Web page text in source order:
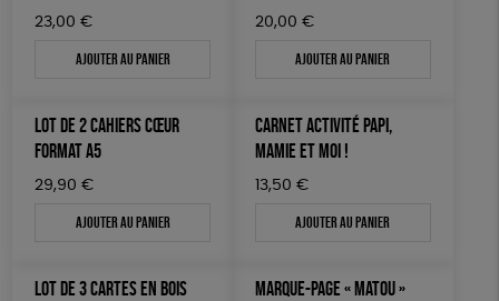
23,00 €
Ajouter au panier
20,00 €
Ajouter au panier
LOT DE 2 CAHIERS CŒUR
FORMAT A5
29,90 €
Ajouter au panier
CARNET ACTIVITÉ PAPI,
MAMIE ET MOI !
13,50 €
Ajouter au panier
LOT DE 3 CARTES EN BOIS MARQUE-PAGE « MATOU »